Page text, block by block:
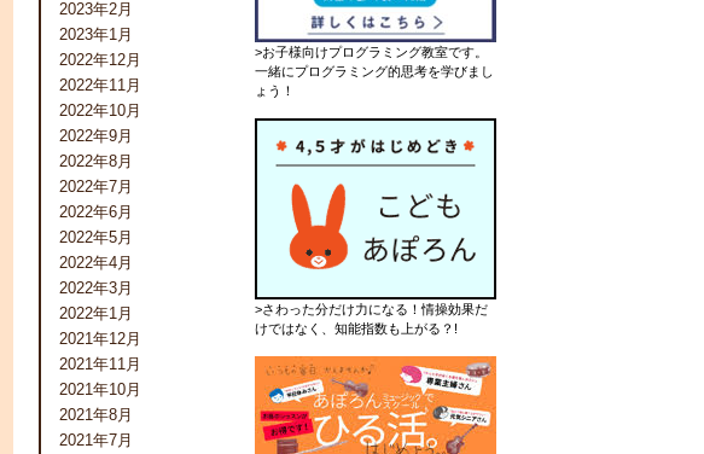
2023年2月
2023年1月
2022年12月
2022年11月
2022年10月
2022年9月
2022年8月
2022年7月
2022年6月
2022年5月
2022年4月
2022年3月
2022年1月
2021年12月
2021年11月
2021年10月
2021年8月
2021年7月
>お子様向けプログラミング教室です。
一緒にプログラミング的思考を学びまし
ょう！
>さわった分だけ力になる！情操効果だ
けではなく、知能指数も上がる？!